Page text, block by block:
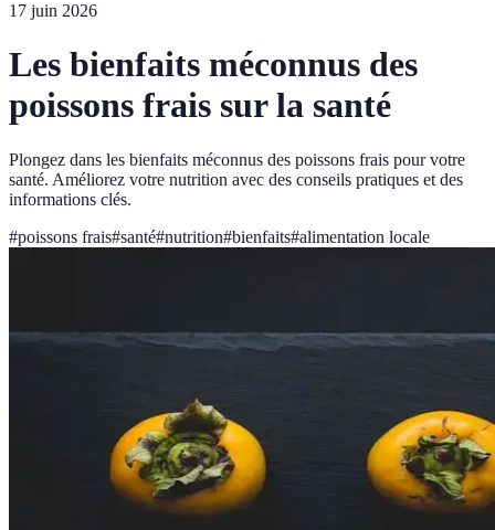
17 juin 2026
Les bienfaits méconnus des
poissons frais sur la santé
Plongez dans les bienfaits méconnus des poissons frais pour votre
santé. Améliorez votre nutrition avec des conseils pratiques et des
informations clés.
#poissons frais#santé#nutrition#bienfaits#alimentation locale